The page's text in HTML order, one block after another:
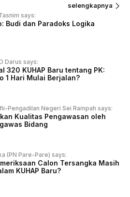
selengkapnya
says:
Budi dan Paradoks Logika
Darus says:
320 KUHAP Baru tentang PK:
1 Hari Mulai Berjalan?
Pengadilan Negeri Sei Rampah says:
Kualitas Pengawasan oleh
Bidang
(PN Pare-Pare) says:
Calon Tersangka Masih
KUHAP Baru?